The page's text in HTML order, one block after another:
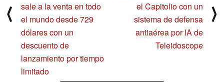
⟨
sale a la venta en todo
el mundo desde 729
dólares con un
descuento de
lanzamiento por tiempo
limitado
el Capitolio con un
sistema de defensa
antiaérea por IA de
Teleidoscope
⟩